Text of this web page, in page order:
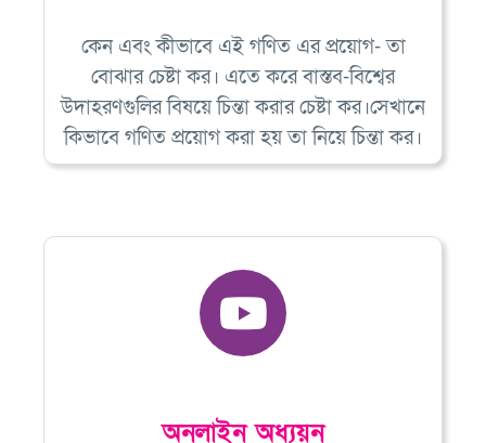
কেন এবং কীভাবে এই গণিত এর প্রয়োগ- তা
বোঝার চেষ্টা কর। এতে করে বাস্তব-বিশ্বের
উদাহরণগুলির বিষয়ে চিন্তা করার চেষ্টা কর।সেখানে
কিভাবে গণিত প্রয়োগ করা হয় তা নিয়ে চিন্তা কর।
অনলাইন অধ্যয়ন